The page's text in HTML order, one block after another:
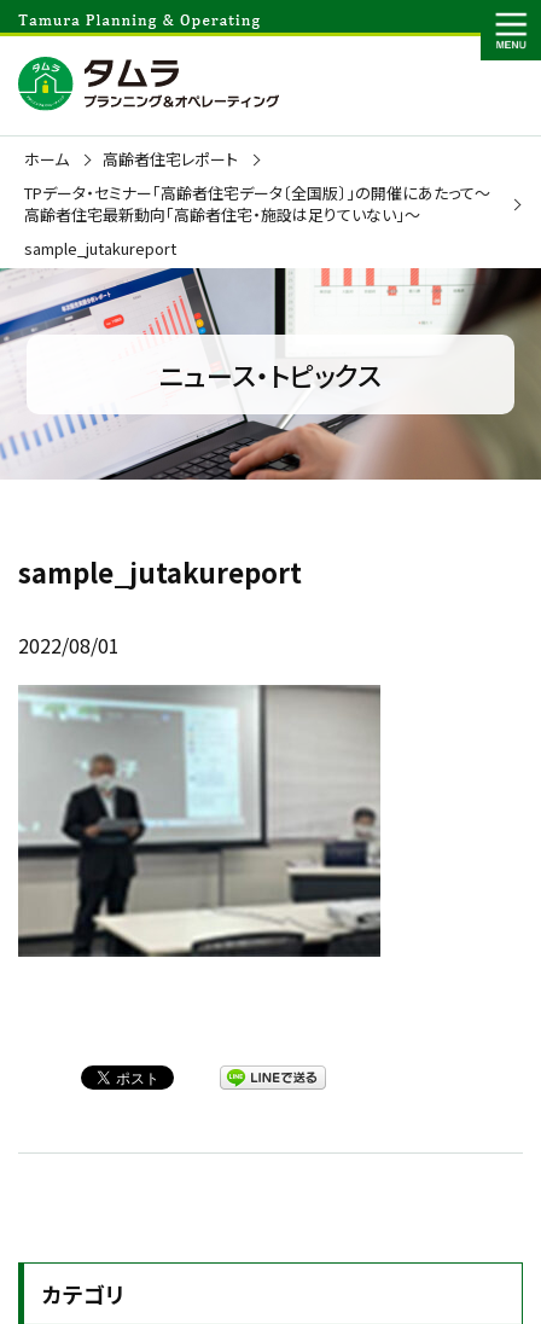
ホーム
高齢者住宅レポート
TPデータ・セミナー「高齢者住宅データ〔全国版〕」の開催にあたって～
高齢者住宅最新動向「高齢者住宅・施設は足りていない」～
sample_jutakureport
ニュース・トピックス
sample_jutakureport
2022/08/01
カテゴリ